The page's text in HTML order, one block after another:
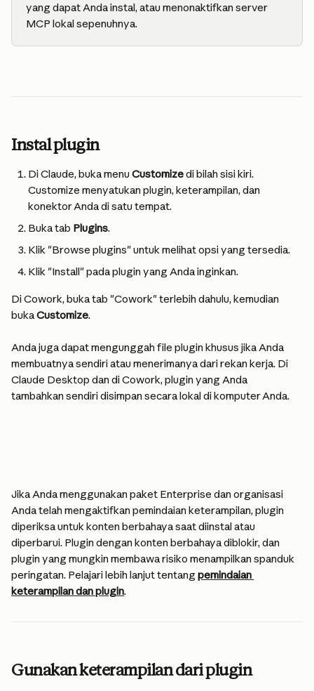
yang dapat Anda instal, atau menonaktifkan server
MCP lokal sepenuhnya.
Instal plugin
Di Claude, buka menu Customize di bilah sisi kiri.
Customize menyatukan plugin, keterampilan, dan
konektor Anda di satu tempat.
Buka tab Plugins.
Klik "Browse plugins" untuk melihat opsi yang tersedia.
Klik "Install" pada plugin yang Anda inginkan.
Di Cowork, buka tab "Cowork" terlebih dahulu, kemudian
buka Customize.
Anda juga dapat mengunggah file plugin khusus jika Anda
membuatnya sendiri atau menerimanya dari rekan kerja. Di
Claude Desktop dan di Cowork, plugin yang Anda
tambahkan sendiri disimpan secara lokal di komputer Anda.
Jika Anda menggunakan paket Enterprise dan organisasi
Anda telah mengaktifkan pemindaian keterampilan, plugin
diperiksa untuk konten berbahaya saat diinstal atau
diperbarui. Plugin dengan konten berbahaya diblokir, dan
plugin yang mungkin membawa risiko menampilkan spanduk
peringatan. Pelajari lebih lanjut tentang pemindaian
keterampilan dan plugin.
Gunakan keterampilan dari plugin